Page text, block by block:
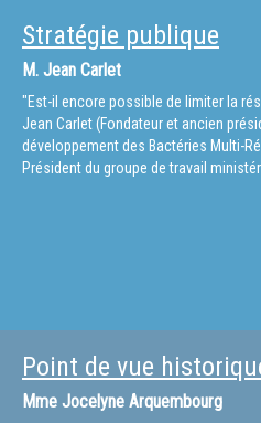
Stratégie publique
M. Jean Carlet
"Est-il encore possible de limiter la
Jean Carlet (Fondateur et ancien
développement des Bactéries Multi-
Président du groupe de travail
Point de vue
Mme Jocelyne Arquembourg